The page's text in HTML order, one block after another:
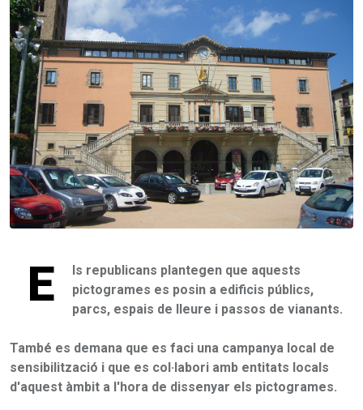
E
ls republicans plantegen que aquests
pictogrames es posin a edificis públics,
parcs, espais de lleure i passos de vianants.
També es demana que es faci una campanya local de
sensibilització i que es col·labori amb entitats locals
d'aquest àmbit a l'hora de dissenyar els pictogrames.